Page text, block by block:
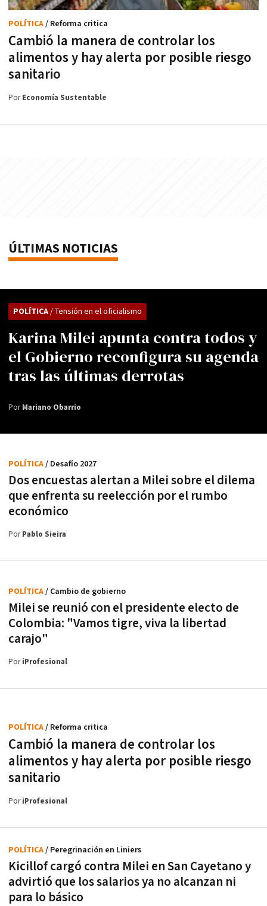
Cambió la manera de controlar los
alimentos y hay alerta por posible riesgo
sanitario
POLÍTICA/ Reforma critica
PorEconomía Sustentable
ÚLTIMAS NOTICIAS
Karina Milei apunta contra todos y
el Gobierno reconfigura su agenda
tras las últimas derrotas
POLÍTICA/ Tensión en el oficialismo
PorMariano Obarrio
Dos encuestas alertan a Milei sobre el dilema
que enfrenta su reelección por el rumbo
económico
POLÍTICA/ Desafío 2027
PorPablo Sieira
Milei se reunió con el presidente electo de
Colombia: "Vamos tigre, viva la libertad
carajo"
POLÍTICA/ Cambio de gobierno
PoriProfesional
Cambió la manera de controlar los
alimentos y hay alerta por posible riesgo
sanitario
POLÍTICA/ Reforma critica
PoriProfesional
Kicillof cargó contra Milei en San Cayetano y
advirtió que los salarios ya no alcanzan ni
para lo básico
POLÍTICA/ Peregrinación en Liniers